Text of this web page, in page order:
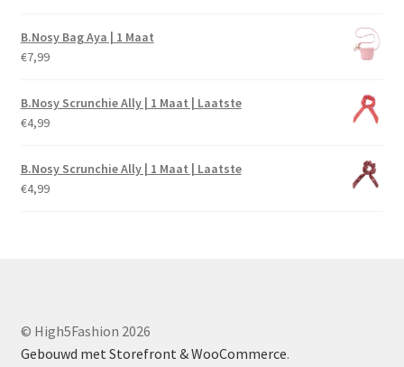
B.Nosy Bag Aya | 1 Maat
€7,99
B.Nosy Scrunchie Ally | 1 Maat | Laatste
€4,99
B.Nosy Scrunchie Ally | 1 Maat | Laatste
€4,99
© High5Fashion 2026
Gebouwd met Storefront & WooCommerce.